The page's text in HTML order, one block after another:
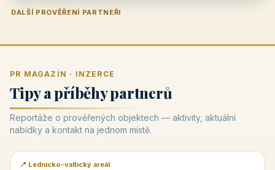
DALŠÍ PROVĚŘENÍ PARTNEŘI
Penzion U Zámku Pension Faber
PR MAGAZÍN · INZERCE
Tipy a příběhy partnerů
Reportáže o prověřených objektech — aktivity, aktuální
nabídky a kontakt na jednom místě.
📰 PR článek
📍 Lednicko-valtický areál